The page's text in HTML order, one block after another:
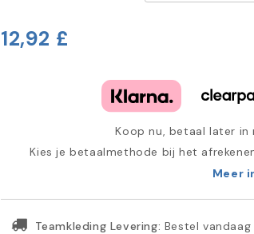
12,92 £
Koop nu, betaal later in
Kies je betaalmethode bij het
Meer
Teamkleding Levering: Bestel